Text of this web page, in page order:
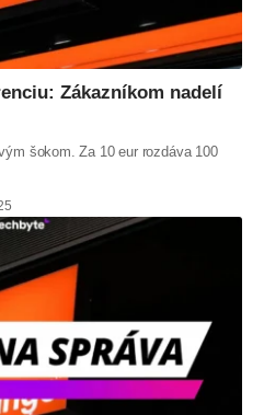
Zákazníkom nadelí
šokom. Za 10 eur rozdáva 100